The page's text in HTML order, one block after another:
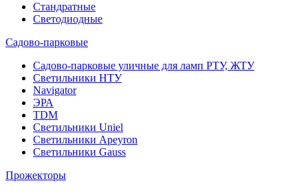
Стандратные
Светодиодные
Садово-парковые
Садово-парковые уличные для ламп РТУ, ЖТУ
Светильники НТУ
Navigator
ЭРА
TDM
Светильники Uniel
Светильники Apeyron
Светильники Gauss
Прожекторы